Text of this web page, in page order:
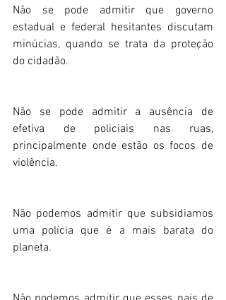
Não se pode admitir que governo
estadual e federal hesitantes discutam
minúcias, quando se trata da proteção
do cidadão.
Não se pode admitir a ausência de
efetiva de policiais nas ruas,
principalmente onde estão os focos de
violência.
Não podemos admitir que subsidiamos
uma polícia que é a mais barata do
planeta.